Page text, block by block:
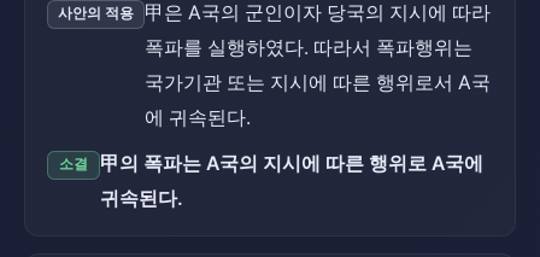
사안의 적용
甲은 A국의 군인이자 당국의 지시에 따라
폭파를 실행하였다. 따라서 폭파행위는
국가기관 또는 지시에 따른 행위로서 A국
에 귀속된다.
소결
甲의 폭파는 A국의 지시에 따른 행위로 A국에
귀속된다.